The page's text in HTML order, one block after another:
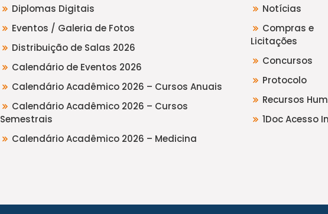
Diplomas Digitais
Eventos / Galeria de Fotos
Distribuição de Salas 2026
Calendário de Eventos 2026
Calendário Acadêmico 2026 – Cursos Anuais
Calendário Acadêmico 2026 – Cursos
Semestrais
Calendário Acadêmico 2026 – Medicina
Notícias
Compras e
Licitações
Concursos
Protocolo
Recursos
1Doc Acesso